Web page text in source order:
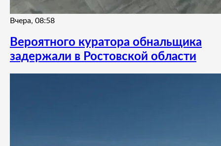
Вчера, 08:58
Вероятного куратора обнальщика
задержали в Ростовской области